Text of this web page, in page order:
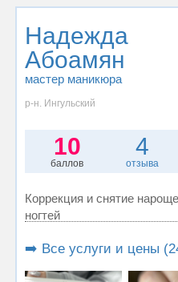
Надежда
Абоамян
мастер маникюра
р-н. Ингульский
10
баллов
4
отзыва
Коррекция и снятие
ногтей
➡️ Все услуги и цены